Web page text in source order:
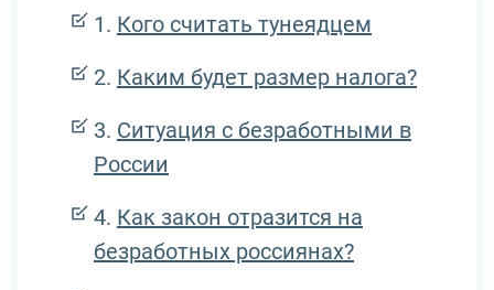
Кого считать тунеядцем
Каким будет размер налога?
Ситуация с безработными в
России
Как закон отразится на
безработных россиянах?